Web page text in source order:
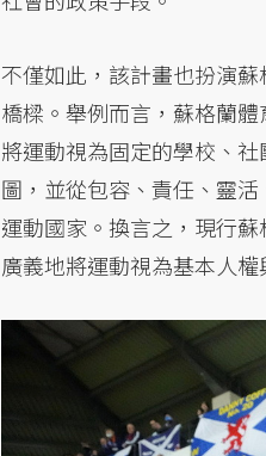
不僅如此，該計畫也扮演
橋樑。舉例而言，蘇格蘭
將運動視為固定的學校、
圖，並從包容、責任、靈
運動國家。換言之，現行
廣義地將運動視為基本人